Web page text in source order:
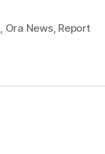
Ora News, Report